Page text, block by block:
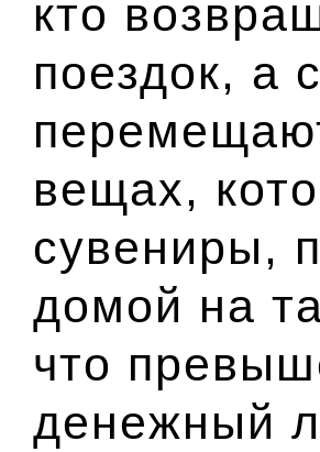
кто
поездок, а
вещах,
сувениры,
домой на
что
денежный